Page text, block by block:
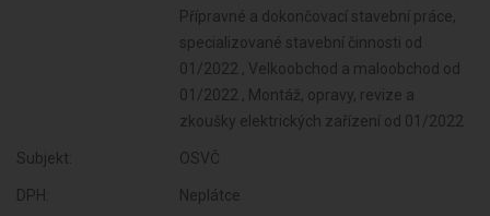
Přípravné a dokončovací stavební práce,
specializované stavební činnosti od
01/2022 , Velkoobchod a maloobchod od
01/2022 , Montáž, opravy, revize a
zkoušky elektrických zařízení od 01/2022
Subjekt: OSVČ
DPH: Neplátce